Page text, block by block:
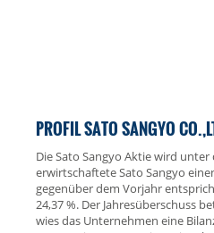
PROFIL SATO SANGYO
Die Sato Sangyo Aktie wird unter
erwirtschaftete Sato Sangyo
gegenüber dem Vorjahr
24,37 %. Der Jahresüberschuss
wies das Unternehmen eine